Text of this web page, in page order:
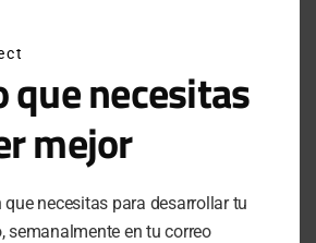
que mencionamos arriba,
la quinoa es que es fácil de
que necesitas
mejor
necesitas para desarrollar tu
semanalmente en tu correo